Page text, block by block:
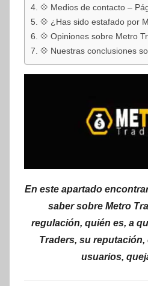
💠 Medios de contacto –
💠 ¿Has sido estafado por
💠 Opiniones sobre Metro
💠 Nuestras conclusiones
En este apartado
saber sobre Metro
regulación, quién es, a
Traders, su
usuarios,